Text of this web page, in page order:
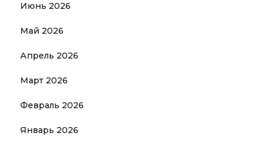
Июнь 2026
Май 2026
Апрель 2026
Март 2026
Февраль 2026
Январь 2026